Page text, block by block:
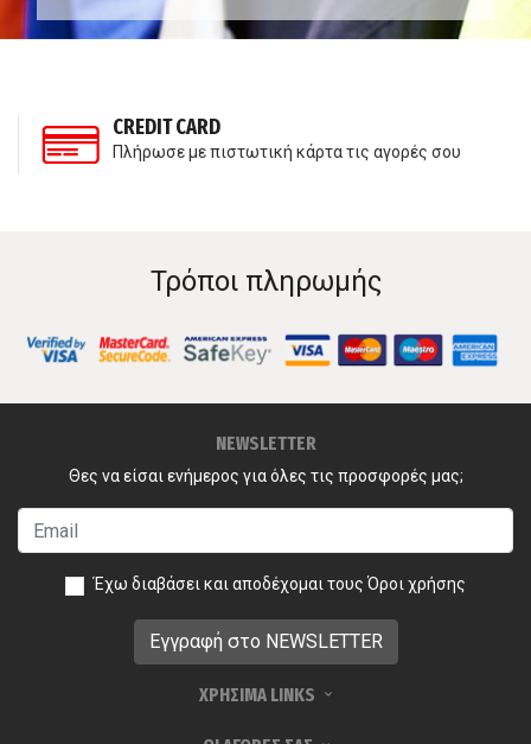
CREDIT CARD
Πλήρωσε με πιστωτική κάρτα τις αγορές σου
Τρόποι πληρωμής
NEWSLETTER
Θες να είσαι ενήμερος για όλες τις προσφορές μας;
Έχω διαβάσει και αποδέχομαι τους Όροι χρήσης
ΧΡΗΣΙΜΑ LINKS